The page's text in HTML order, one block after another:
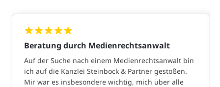
Beratung durch Medienrechtsanwalt
Auf der Suche nach einem Medienrechtsanwalt bin
ich auf die Kanzlei Steinbock & Partner gestoßen.
Mir war es insbesondere wichtig, mich über alle